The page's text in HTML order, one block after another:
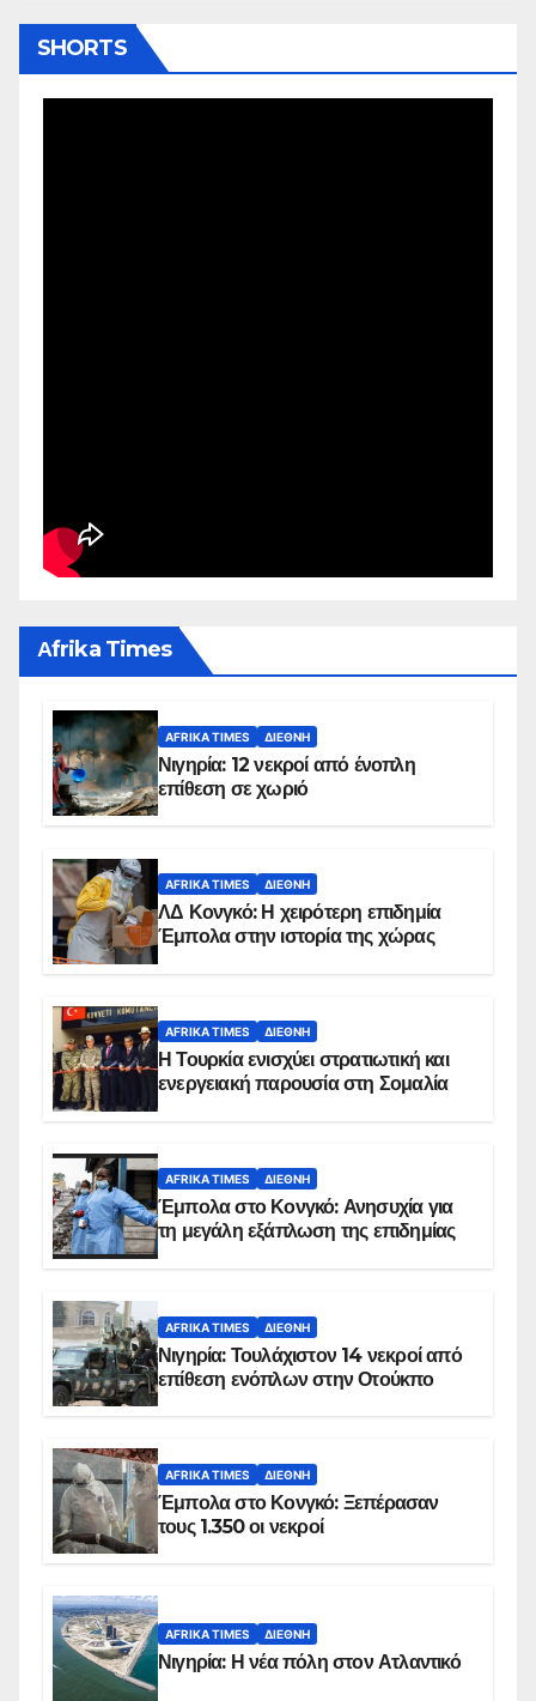
SHORTS
Αfrika Times
AFRIKA TIMES ΔΙΕΘΝΉ
Νιγηρία: 12 νεκροί από ένοπλη
επίθεση σε χωριό
AFRIKA TIMES ΔΙΕΘΝΉ
ΛΔ Κονγκό: Η χειρότερη επιδημία
Έμπολα στην ιστορία της χώρας
AFRIKA TIMES ΔΙΕΘΝΉ
Η Τουρκία ενισχύει στρατιωτική και
ενεργειακή παρουσία στη Σομαλία
AFRIKA TIMES ΔΙΕΘΝΉ
Έμπολα στο Κονγκό: Ανησυχία για
τη μεγάλη εξάπλωση της επιδημίας
AFRIKA TIMES ΔΙΕΘΝΉ
Νιγηρία: Τουλάχιστον 14 νεκροί από
επίθεση ενόπλων στην Οτούκπο
AFRIKA TIMES ΔΙΕΘΝΉ
Έμπολα στο Κονγκό: Ξεπέρασαν
τους 1.350 οι νεκροί
AFRIKA TIMES ΔΙΕΘΝΉ
Νιγηρία: Η νέα πόλη στον Ατλαντικό